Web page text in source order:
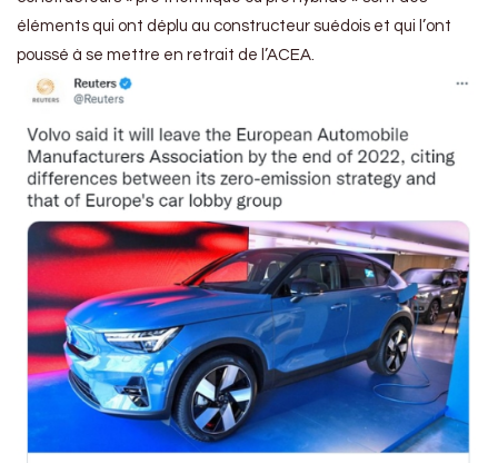
éléments qui ont déplu au constructeur suédois et qui l’ont
poussé à se mettre en retrait de l’ACEA.